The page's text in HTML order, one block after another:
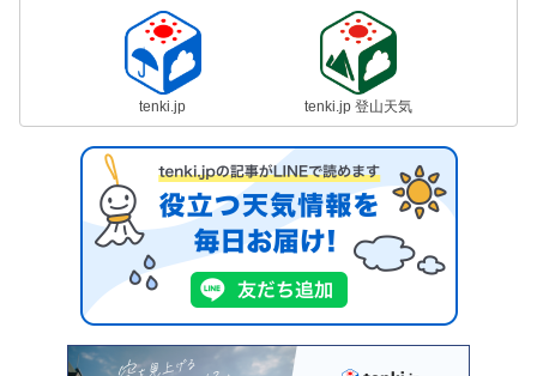
tenki.jp tenki.jp 登山天気